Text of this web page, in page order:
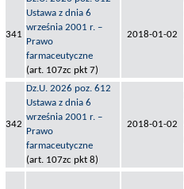
341
Ustawa z dnia 6
września 2001 r. –
Prawo
farmaceutyczne
(art. 107zc pkt 7)
2018-01-02
342
Dz.U. 2026 poz. 612
Ustawa z dnia 6
września 2001 r. –
Prawo
farmaceutyczne
(art. 107zc pkt 8)
2018-01-02